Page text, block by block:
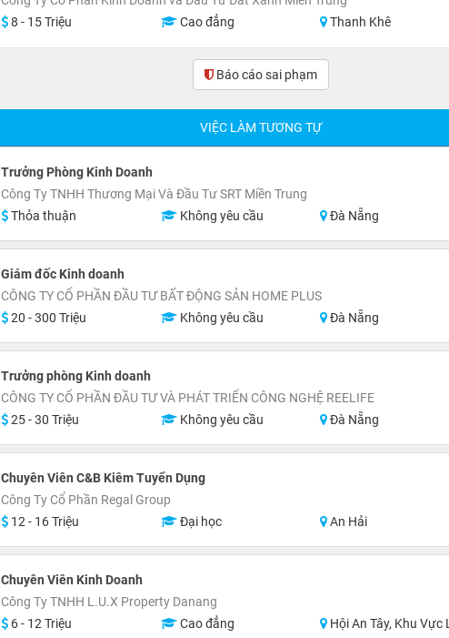
8 - 15 Triệu
Cao đẳng Thanh Khê
Báo cáo sai phạm
VIỆC LÀM TƯƠNG TỰ
Trưởng Phòng Kinh Doanh
Công Ty TNHH Thương Mại Và Đầu Tư SRT Miền Trung
Thỏa thuận
Không yêu cầu Đà Nẵng
Giám đốc Kinh doanh
CÔNG TY CỔ PHẦN ĐẦU TƯ BẤT ĐỘNG SẢN HOME PLUS
20 - 300 Triệu
Không yêu cầu Đà Nẵng
Trưởng phòng Kinh doanh
CÔNG TY CỔ PHẦN ĐẦU TƯ VÀ PHÁT TRIỂN CÔNG NGHỆ REELIFE
25 - 30 Triệu
Không yêu cầu Đà Nẵng
Chuyên Viên C&B Kiêm Tuyển Dụng
Công Ty Cổ Phần Regal Group
12 - 16 Triệu
Đại học An Hải
Chuyên Viên Kinh Doanh
Công Ty TNHH L.U.X Property Danang
6 - 12 Triệu
Cao đẳng Hội An Tây, Khu Vực Lân Cận Đà Nẵng